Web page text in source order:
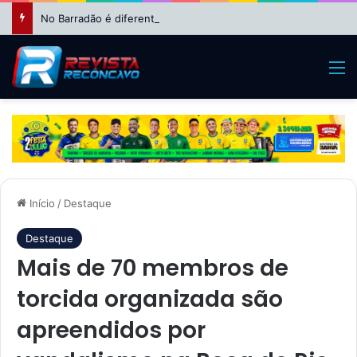
Início / Destaque
Destaque
Mais de 70 membros de
torcida organizada são
apreendidos por